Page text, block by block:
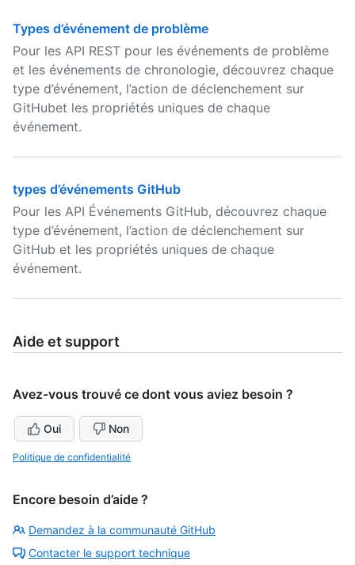
Types d’événement de problème
Pour les API REST pour les événements de problème
et les événements de chronologie, découvrez chaque
type d’événement, l’action de déclenchement sur
GitHubet les propriétés uniques de chaque
événement.
types d’événements GitHub
Pour les API Événements GitHub, découvrez chaque
type d’événement, l’action de déclenchement sur
GitHub et les propriétés uniques de chaque
événement.
Aide et support
Avez-vous trouvé ce dont vous aviez besoin ?
Oui Non
Politique de confidentialité
Encore besoin d’aide ?
Demandez à la communauté GitHub
Contacter le support technique